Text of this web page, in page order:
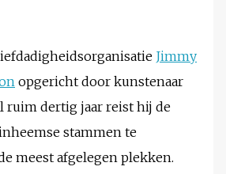
Jimmy
opgericht door kunstenaar
ruim dertig jaar reist hij de
stammen te
meest afgelegen plekken.